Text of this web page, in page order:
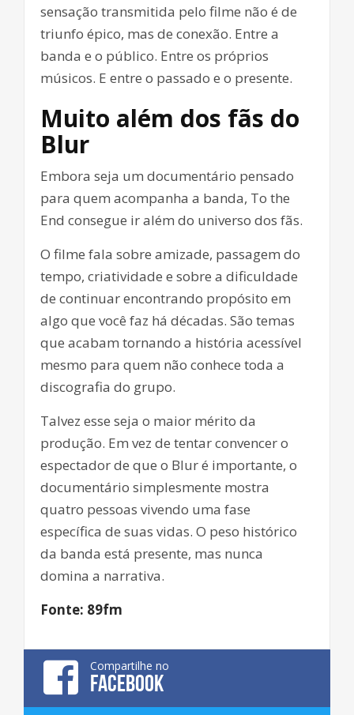
sensação transmitida pelo filme não é de
triunfo épico, mas de conexão. Entre a
banda e o público. Entre os próprios
músicos. E entre o passado e o presente.
Muito além dos fãs do
Blur
Embora seja um documentário pensado
para quem acompanha a banda, To the
End consegue ir além do universo dos fãs.
O filme fala sobre amizade, passagem do
tempo, criatividade e sobre a dificuldade
de continuar encontrando propósito em
algo que você faz há décadas. São temas
que acabam tornando a história acessível
mesmo para quem não conhece toda a
discografia do grupo.
Talvez esse seja o maior mérito da
produção. Em vez de tentar convencer o
espectador de que o Blur é importante, o
documentário simplesmente mostra
quatro pessoas vivendo uma fase
específica de suas vidas. O peso histórico
da banda está presente, mas nunca
domina a narrativa.
Fonte: 89fm
Compartilhe no
FACEBOOK